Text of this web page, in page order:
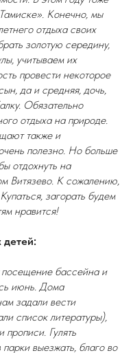
Конечно, мы
отдыха своих
золотую середину,
учитываем их
провести некоторое
да и средняя, дочь,
Обязательно
отдыха на природе.
также и
полезно. Но больше
отдохнуть на
Витязево. К сожалению,
загорать будем
нравится!
посещение бассейна и
июнь. Дома
задали вести
список литературы),
прописи. Гулять
выезжать, благо во